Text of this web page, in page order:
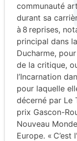
communauté
durant sa
à 8 reprises,
principal dans
Ducharme,
de la critique,
l’Incarnation
pour laquelle
décerné par Le
prix Gascon-
Nouveau
Europe. «